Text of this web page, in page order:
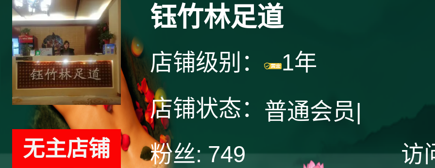
无主店铺
钰竹林足道
店铺级别：
1年
店铺状态： 普通会员|
粉丝: 749
访